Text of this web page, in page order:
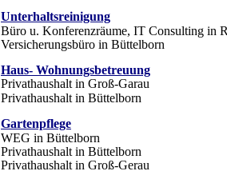
Unterhaltsreinigung
Büro u. Konferenzräume, IT Consulting in
Versicherungsbüro in Büttelborn
Gartenpflege
WEG in Büttelborn
Privathaushalt in Büttelborn
Privathaushalt in Groß-Gerau
Haus- Wohnungsbetreuung
Privathaushalt in Groß-Garau
Privathaushalt in Büttelborn